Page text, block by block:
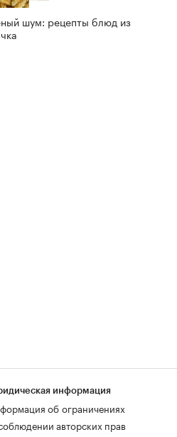
шум: рецепты блюд из
информация
об ограничениях
авторских прав